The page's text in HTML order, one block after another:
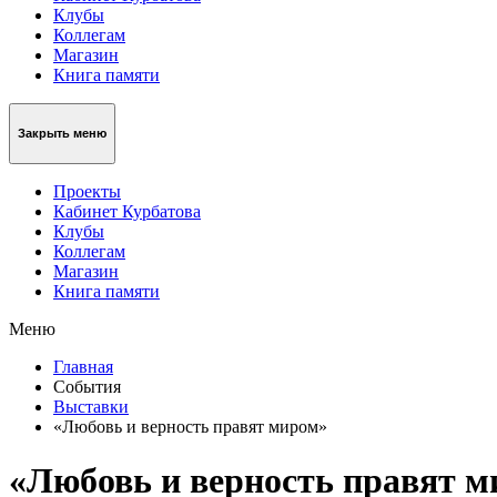
Клубы
Коллегам
Магазин
Книга памяти
Закрыть меню
Проекты
Кабинет Курбатова
Клубы
Коллегам
Магазин
Книга памяти
Меню
Главная
События
Выставки
«Любовь и верность правят миром»
«Любовь и верность правят